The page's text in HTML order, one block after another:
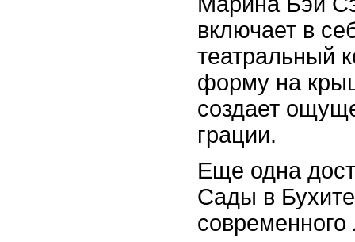
включает в
театральный
форму на
создает
грации.
Еще одна
Сады в